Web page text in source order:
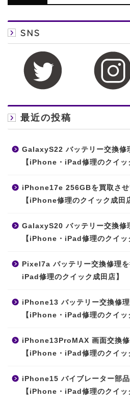
SNS
最近の投稿
GalaxyS22 バッテリー交換修
【iPhone・iPad修理のクイッ
iPhone17e 256GBを買取さ
【iPhone修理のクイック成田
GalaxyS20 バッテリー交換修
【iPhone・iPad修理のクイッ
Pixel7a バッテリー交換修理
iPad修理のクイック成田店】
iPhone13 バッテリー交換修理
【iPhone・iPad修理のクイッ
iPhone13ProMAX 画面交換修
【iPhone・iPad修理のクイッ
iPhone15 バイブレーター部品
【iPhone・iPad修理のクイッ